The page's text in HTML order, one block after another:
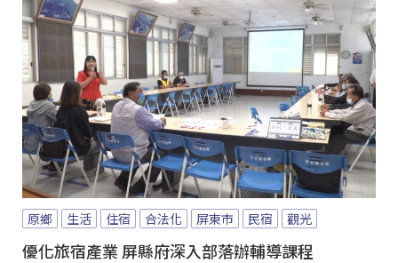
原鄉 生活 住宿 合法化 屏東市 民宿 觀光
優化旅宿產業 屏縣府深入部落辦輔導課程